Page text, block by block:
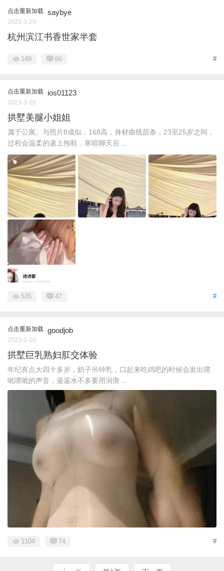
点击重新加载 saybye
2023-3-29
杭州滨江书香世家半套
#
149 66
点击重新加载 ios01123
2023-3-28
拱墅美腿小姐姐
属于公寓。与照片8成似，168高，身材曲线苗条，23至25岁之间，
过程会温柔的递上拖鞋，寒暄聊天后 ...
#
535 47
点击重新加载 goodjob
2023-2-10
拱墅巨乳熟妇肛交体验
年纪有点大四十多岁，奶子吊钟乳，口起来吃鸡吧的时候会发出噗
呲噗呲的声音，逼逼水不多要用润滑 ...
#
1104 74